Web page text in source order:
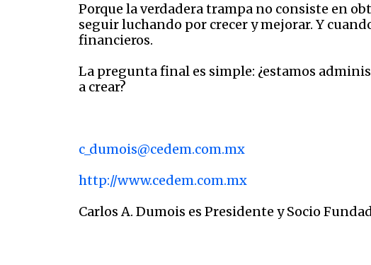
Porque la verdadera trampa no consiste en
seguir luchando por crecer y mejorar. Y
financieros.
La pregunta final es simple: ¿estamos
a crear?
c_dumois@cedem.com.mx
http://www.cedem.com.mx
Carlos A. Dumois es Presidente y Socio